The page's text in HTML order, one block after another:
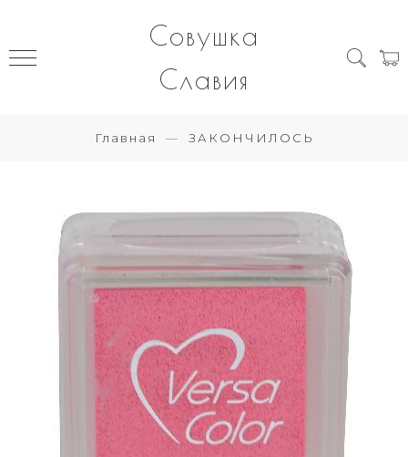
Совушка
Славия
Главная ЗАКОНЧИЛОСЬ